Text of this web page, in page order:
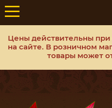
Цены действительны
на сайте. В розничном
товары может